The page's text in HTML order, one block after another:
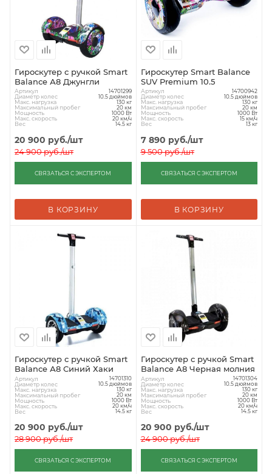
Гироскутер с ручкой Smart
Balance А8 Джунгли
Артикул 14701299
Диаметр колес 10.5 дюймов
Макс. нагрузка 130 кг
Максимальный пробег 20 км
Мощность 1000 Вт
Макс. скорость 20 км/ч
Вес 14.5 кг
20 900 руб./шт
24 900руб./шт
СВЯЗАТЬСЯ С ЭКСПЕРТОМ
В КОРЗИНУ
Гироскутер Smart Balance
SUV Premium 10.5
Артикул 14700942
Диаметр колес 10.5 дюймов
Макс. нагрузка 130 кг
Максимальный пробег 20 км
Мощность 1000 Вт
Макс. скорость 15 км/ч
Вес 13 кг
7 890 руб./шт
9 500руб./шт
СВЯЗАТЬСЯ С ЭКСПЕРТОМ
В КОРЗИНУ
Гироскутер с ручкой Smart
Balance А8 Синий Хаки
Артикул 14701310
Диаметр колес 10.5 дюймов
Макс. нагрузка 130 кг
Максимальный пробег 20 км
Мощность 1000 Вт
Макс. скорость 20 км/ч
Вес 14.5 кг
20 900 руб./шт
28 900руб./шт
СВЯЗАТЬСЯ С ЭКСПЕРТОМ
Гироскутер с ручкой Smart
Balance А8 Черная молния
Артикул 14701304
Диаметр колес 10.5 дюймов
Макс. нагрузка 130 кг
Максимальный пробег 20 км
Мощность 1000 Вт
Макс. скорость 20 км/ч
Вес 14.5 кг
20 900 руб./шт
24 900руб./шт
СВЯЗАТЬСЯ С ЭКСПЕРТОМ